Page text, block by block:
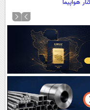
کردن
هواپیما